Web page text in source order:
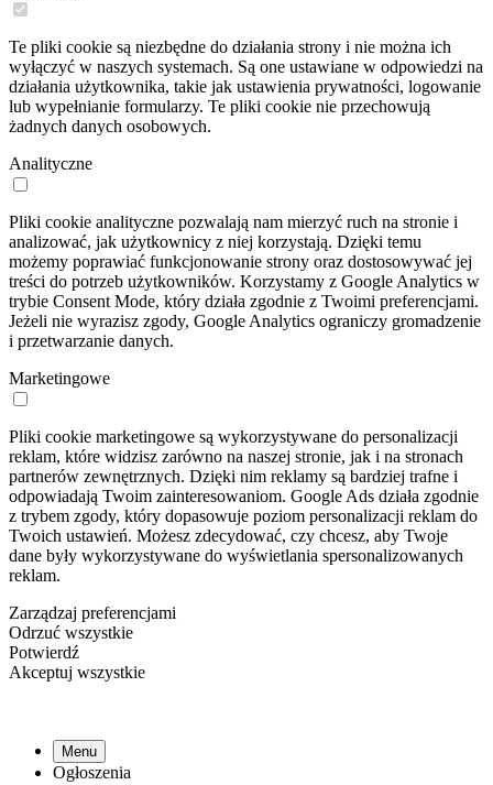
Te pliki cookie są niezbędne do działania strony i nie można ich
wyłączyć w naszych systemach. Są one ustawiane w odpowiedzi na
działania użytkownika, takie jak ustawienia prywatności, logowanie
lub wypełnianie formularzy. Te pliki cookie nie przechowują
żadnych danych osobowych.
Analityczne
Pliki cookie analityczne pozwalają nam mierzyć ruch na stronie i
analizować, jak użytkownicy z niej korzystają. Dzięki temu
możemy poprawiać funkcjonowanie strony oraz dostosowywać jej
treści do potrzeb użytkowników. Korzystamy z Google Analytics w
trybie Consent Mode, który działa zgodnie z Twoimi preferencjami.
Jeżeli nie wyrazisz zgody, Google Analytics ograniczy gromadzenie
i przetwarzanie danych.
Marketingowe
Pliki cookie marketingowe są wykorzystywane do personalizacji
reklam, które widzisz zarówno na naszej stronie, jak i na stronach
partnerów zewnętrznych. Dzięki nim reklamy są bardziej trafne i
odpowiadają Twoim zainteresowaniom. Google Ads działa zgodnie
z trybem zgody, który dopasowuje poziom personalizacji reklam do
Twoich ustawień. Możesz zdecydować, czy chcesz, aby Twoje
dane były wykorzystywane do wyświetlania spersonalizowanych
reklam.
Zarządzaj preferencjami
Odrzuć wszystkie
Potwierdź
Akceptuj wszystkie
Menu
Ogłoszenia